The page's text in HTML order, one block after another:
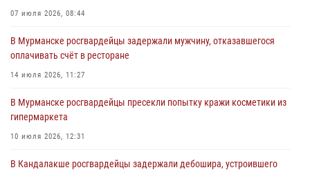
Сотрудники Росгвардии задержали мужчину, не оплатившего счет в
30 июля 2026, 14:09
В Управлении Росгвардии по Мурманской области прошло пожарно-
30 июля 2026, 14:05
В Управлении Росгвардии по Мурманской области состоялось
равноапостольного великого князя Владимира
07 июля 2026, 08:44
В Мурманске росгвардейцы задержали мужчину, отказавшегося
оплачивать счёт в ресторане
14 июля 2026, 11:27
В Мурманске росгвардейцы пресекли попытку кражи косметики из
гипермаркета
10 июля 2026, 12:31
В Кандалакше росгвардейцы задержали дебошира, устроившего